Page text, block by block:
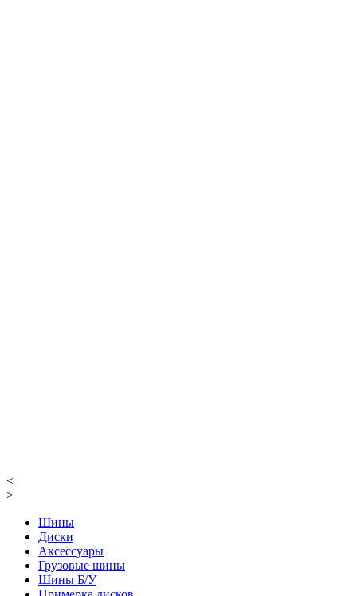
<
>
Шины
Диски
Аксессуары
Грузовые шины
Шины Б/У